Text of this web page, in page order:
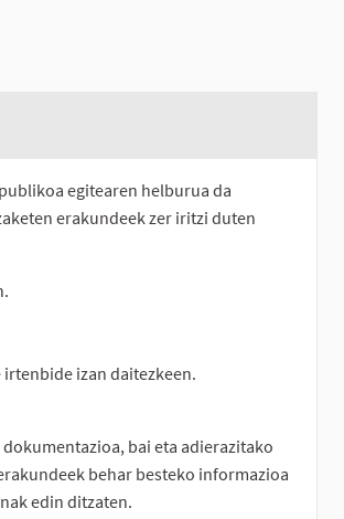
egitearen helburua da
erakundeek zer iritzi duten
izan daitezkeen.
bai eta adierazitako
behar besteko informazioa
edin ditzaten.